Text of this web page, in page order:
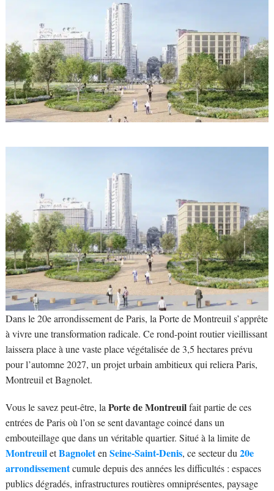
Dans le 20e arrondissement de Paris, la Porte de Montreuil s’apprête
à vivre une transformation radicale. Ce rond-point routier vieillissant
laissera place à une vaste place végétalisée de 3,5 hectares prévu
pour l’automne 2027, un projet urbain ambitieux qui reliera Paris,
Montreuil et Bagnolet.
Vous le savez peut-être, la Porte de Montreuilfait partie de ces
entrées de Paris où l’on se sent davantage coincé dans un
embouteillage que dans un véritable quartier. Situé à la limite de
MontreuiletBagnoleten Seine-Saint-Denis, ce secteur du 20e
arrondissementcumule depuis des années les difficultés : espaces
publics dégradés, infrastructures routières omniprésentes, paysage